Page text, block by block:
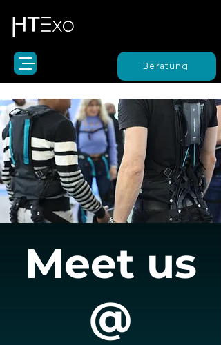
Beratung
Meet us
@